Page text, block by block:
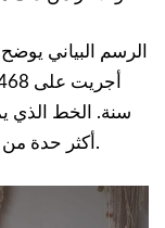
الرسم البياني
سنة. الخط الذي
أكثر حدة من الخط الذي يمثل الجزء العلوي من الجسم.